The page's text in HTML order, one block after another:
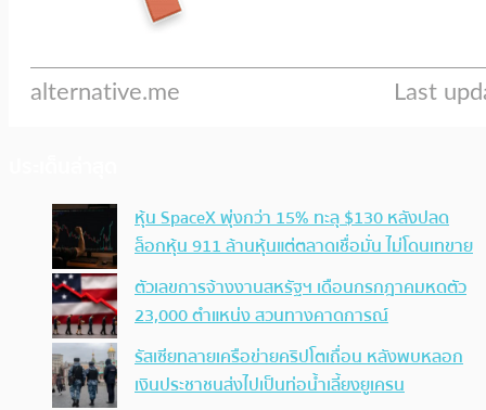
หุ้น SpaceX พุ่งกว่า 15% ทะลุ $130 หลังปลด
ล็อกหุ้น 911 ล้านหุ้นแต่ตลาดเชื่อมั่น ไม่โดนเทขาย
ตัวเลขการจ้างงานสหรัฐฯ เดือนกรกฎาคมหดตัว
23,000 ตำแหน่ง สวนทางคาดการณ์
รัสเซียทลายเครือข่ายคริปโตเถื่อน หลังพบหลอก
เงินประชาชนส่งไปเป็นท่อน้ำเลี้ยงยูเครน